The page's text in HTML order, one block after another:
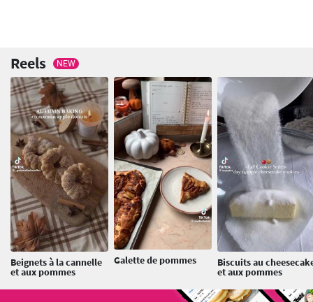
Reels NEW
Beignets à la cannelle
et aux pommes
Galette de pommes Biscuits au
et aux pommes